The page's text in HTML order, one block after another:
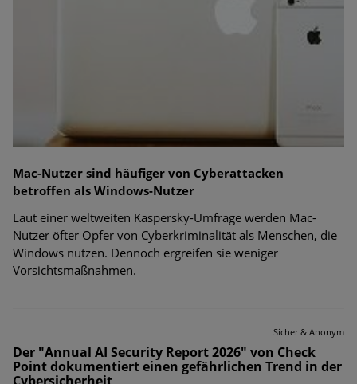
Mac-Nutzer sind häufiger von Cyberattacken
betroffen als Windows-Nutzer
Laut einer weltweiten Kaspersky-Umfrage werden Mac-
Nutzer öfter Opfer von Cyberkriminalität als Menschen, die
Windows nutzen. Dennoch ergreifen sie weniger
Vorsichtsmaßnahmen.
Sicher & Anonym
Der "Annual AI Security Report 2026" von Check
Point dokumentiert einen gefährlichen Trend in der